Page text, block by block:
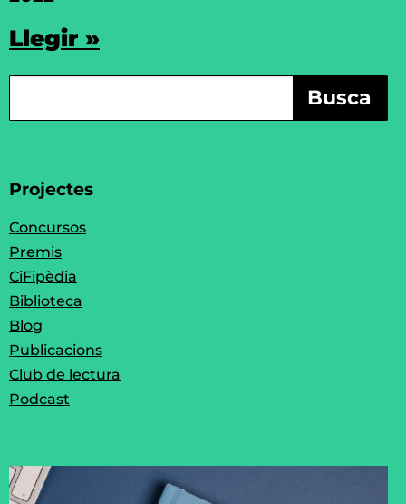
Llegir »
Busca
Projectes
Concursos
Premis
CiFipèdia
Biblioteca
Blog
Publicacions
Club de lectura
Podcast